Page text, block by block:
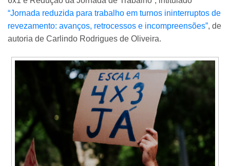
“Jornada reduzida para trabalho em turnos ininterruptos de
revezamento: avanços, retrocessos e incompreensões”, de
autoria de Carlindo Rodrigues de Oliveira.